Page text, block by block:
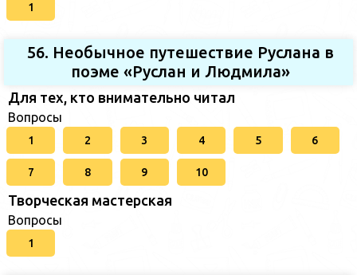
1
56. Необычное путешествие Руслана в
поэме «Руслан и Людмила»
Для тех, кто внимательно читал
Вопросы
1 2 3 4 5 6
7 8 9 10
Творческая мастерская
Вопросы
1